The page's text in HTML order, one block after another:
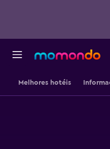
Melhores hotéis